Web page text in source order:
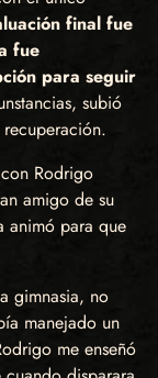
final fue
fue
para seguir
subió
Rodrigo
amigo de su
animó para que
gimnasia, no
manejado un
me enseñó